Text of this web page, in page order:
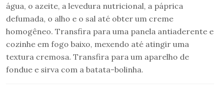
água, o azeite, a levedura nutricional, a páprica
defumada, o alho e o sal até obter um creme
homogêneo. Transfira para uma panela antiaderente e
cozinhe em fogo baixo, mexendo até atingir uma
textura cremosa. Transfira para um aparelho de
fondue e sirva com a batata-bolinha.